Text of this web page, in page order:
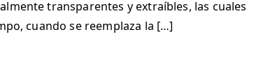
transparentes y extraíbles, las cuales
cuando se reemplaza la […]